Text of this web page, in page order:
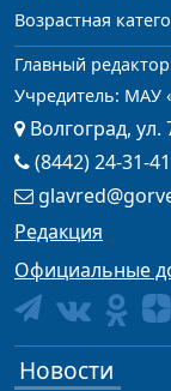
Возрастная
Главный
Учредитель: МАУ
Волгоград, ул.
(8442) 24-31-41
Редакция
Официальные
Новости